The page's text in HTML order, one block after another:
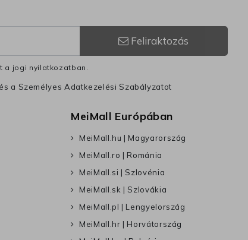
Feliraktozás
a jogi nyilatkozatban.
a Személyes Adatkezelési Szabályzatot
MeiMall Európában
MeiMall.hu | Magyarország
MeiMall.ro | Románia
MeiMall.si | Szlovénia
MeiMall.sk | Szlovákia
MeiMall.pl | Lengyelország
MeiMall.hr | Horvátország